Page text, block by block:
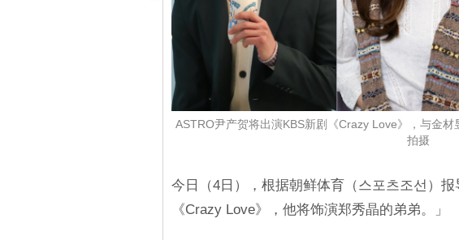
ASTRO尹产贺将出演KBS新剧《Crazy Love》，与金
拍摄
今日（4日），根据朝鲜体育（스포츠조선）
《Crazy Love》，他将饰演郑秀晶的弟弟。」